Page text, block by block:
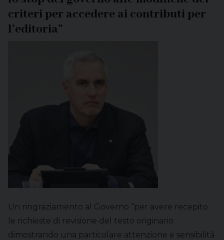
criteri per accedere ai contributi per
l’editoria”
Un ringraziamento al Governo “per avere recepito
le richieste di revisione del testo originario
dimostrando una particolare attenzione e sensibilità